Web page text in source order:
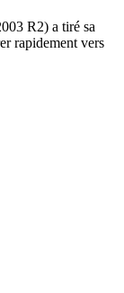
R2) a tiré sa
rapidement vers